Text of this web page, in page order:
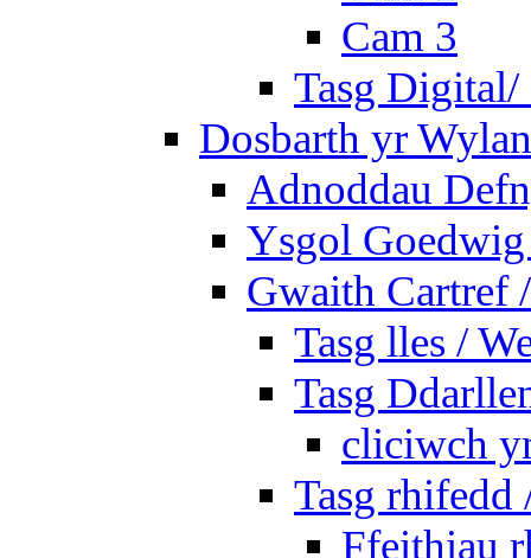
Cam 3
Tasg
Dosbarth yr
Adnoddau
Ysgol
Gwaith Cartref
Tasg lles /
Tasg
cliciwch
Tasg rhifedd
Ffeithiau